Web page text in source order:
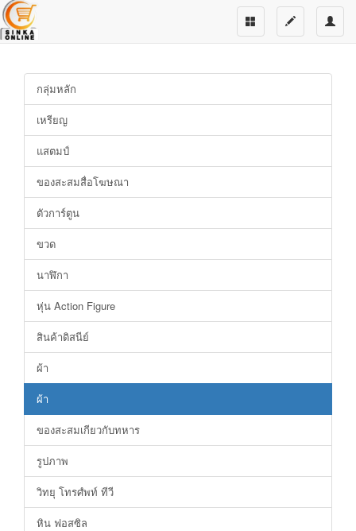
กลุ่มหลัก
เหรียญ
แสตมป์
ของสะสมสื่อโฆษณา
ตัวการ์ตูน
ขวด
นาฬิกา
หุ่น Action Figure
สินค้าดิสนีย์
ผ้า
ผ้า
ของสะสมเกียวกับทหาร
รูปภาพ
วิทยุ โทรศํพท์ ทีวี
หิน ฟอสซิล